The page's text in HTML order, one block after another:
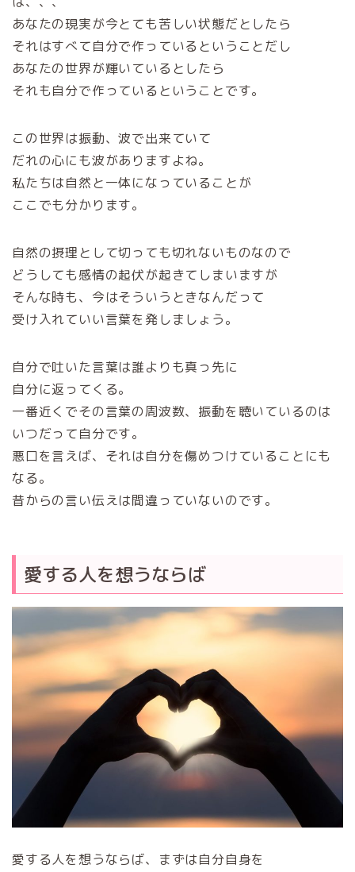
あなたの現実が今とても苦しい状態だとしたら
それはすべて自分で作っているということだし
あなたの世界が輝いているとしたら
それも自分で作っているということです。
この世界は振動、波で出来ていて
だれの心にも波がありますよね。
私たちは自然と一体になっていることが
ここでも分かります。
自然の摂理として切っても切れないものなので
どうしても感情の起伏が起きてしまいますが
そんな時も、今はそういうときなんだって
受け入れていい言葉を発しましょう。
自分で吐いた言葉は誰よりも真っ先に
自分に返ってくる。
一番近くでその言葉の周波数、振動を聴いているのは
いつだって自分です。
悪口を言えば、それは自分を傷めつけていることにも
なる。
昔からの言い伝えは間違っていないのです。
愛する人を想うならば
愛する人を想うならば、まずは自分自身を